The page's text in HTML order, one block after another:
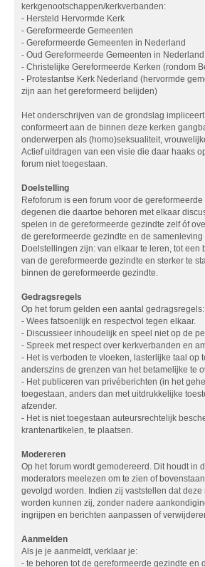
kerkgenootschappen/kerkverbanden:
- Hersteld Hervormde Kerk
- Gereformeerde Gemeenten
- Gereformeerde Gemeenten in Nederland
- Oud Gereformeerde Gemeenten in Nederland
- Christelijke Gereformeerde Kerken (rondom
- Protestantse Kerk Nederland (hervormde
zijn aan het gereformeerd belijden)
Het onderschrijven van de grondslag
conformeert aan de binnen deze kerken
onderwerpen als (homo)seksualiteit,
Actief uitdragen van een visie die daar haaks
forum niet toegestaan.
Doelstelling
Refoforum is een forum voor de
degenen die daartoe behoren met elkaar
spelen in de gereformeerde gezindte zelf óf
de gereformeerde gezindte en de samenleving
Doelstellingen zijn: van elkaar te leren, tot een
van de gereformeerde gezindte en sterker te
binnen de gereformeerde gezindte.
Gedragsregels
Op het forum gelden een aantal gedragsregels:
- Wees fatsoenlijk en respectvol tegen elkaar.
- Discussieer inhoudelijk en speel niet op de
- Spreek met respect over kerkverbanden en
- Het is verboden te vloeken, lasterlijke taal op
anderszins de grenzen van het betamelijke te
- Het publiceren van privéberichten (in het
toegestaan, anders dan met uitdrukkelijke
afzender.
- Het is niet toegestaan auteursrechtelijk
krantenartikelen, te plaatsen.
Modereren
Op het forum wordt gemodereerd. Dit houdt in
moderators meelezen om te zien of
gevolgd worden. Indien zij vaststellen dat deze
worden kunnen zij, zonder nadere
ingrijpen en berichten aanpassen of
Aanmelden
Als je je aanmeldt, verklaar je:
- te behoren tot de gereformeerde gezindte en